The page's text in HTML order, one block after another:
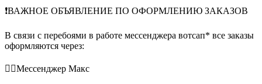
❗️ВАЖНОЕ ОБЪЯВЛЕНИЕ ПО ОФОРМЛЕНИЮ ЗАКАЗОВ
В связи с перебоями в работе мессенджера вотсап* все заказы
оформляются через:
👉🏻Мессенджер Макс